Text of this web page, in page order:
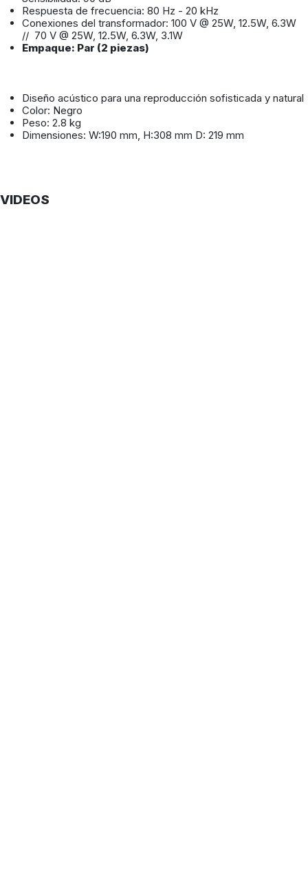
Respuesta de frecuencia: 80 Hz - 20 kHz
Conexiones del transformador: 100 V @ 25W, 12.5W, 6.3W
// 70 V @ 25W, 12.5W, 6.3W, 3.1W
Empaque: Par (2 piezas)
Diseño acústico para una reproducción sofisticada y natural
Color: Negro
Peso: 2.8 kg
Dimensiones: W:190 mm, H:308 mm D: 219 mm
VIDEOS